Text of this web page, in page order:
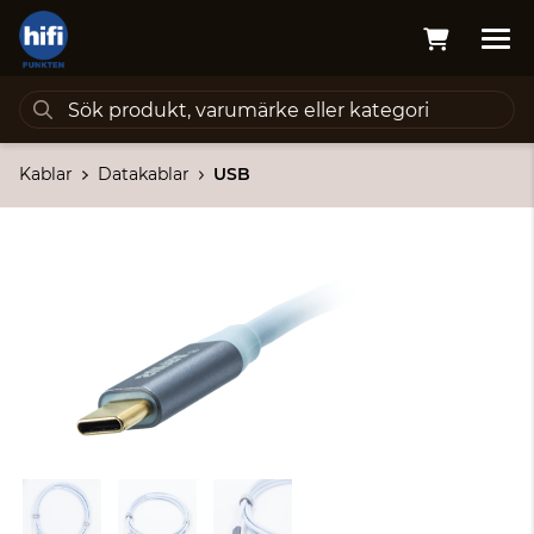
Kablar Datakablar USB